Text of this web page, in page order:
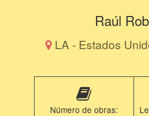
Raúl
LA - Estados
Número de obras: